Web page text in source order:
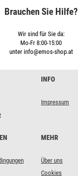
INFO
Impressum
MEHR
Über uns
Cookies
Brauchen Sie Hilfe?
Wir sind für Sie da:
Mo-Fr 8:00-15:00
unter info@emos-shop.at